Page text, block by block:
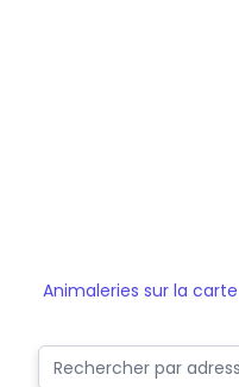
Animaleries sur la carte